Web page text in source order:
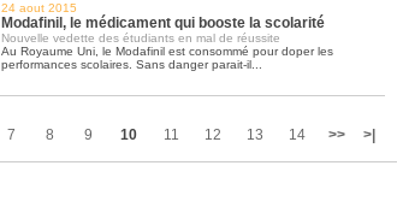
24 aout 2015
Modafinil, le médicament qui booste la scolarité
Nouvelle vedette des étudiants en mal de réussite
Au Royaume Uni, le Modafinil est consommé pour doper les
performances scolaires. Sans danger parait-il...
7 8 9 10 11 12 13 14 >> >|